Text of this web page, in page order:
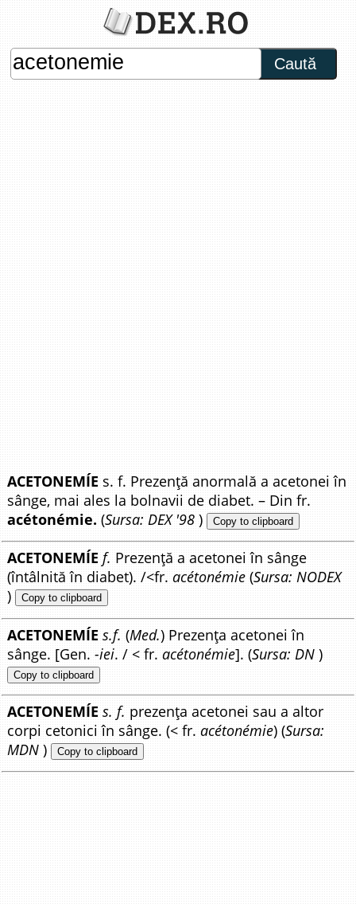
Caută
ACETONEMÍE s. f. Prezență anormală a acetonei în
sânge, mai ales la bolnavii de diabet. – Din fr.
acétonémie. (Sursa: DEX '98 ) Copy to clipboard
ACETONEMÍE f. Prezență a acetonei în sânge
(întâlnită în diabet). /<fr.acétonémie (Sursa: NODEX
) Copy to clipboard
ACETONEMÍE s.f. (Med.) Prezența acetonei în
sânge. [Gen.-iei. / < fr.acétonémie]. (Sursa: DN )
Copy to clipboard
ACETONEMÍE s. f. prezența acetonei sau a altor
corpi cetonici în sânge. (< fr.acétonémie) (Sursa:
MDN ) Copy to clipboard